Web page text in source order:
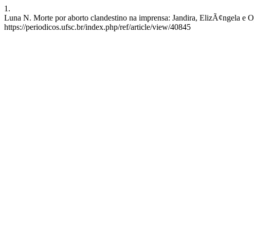
1.
Luna N. Morte por aborto clandestino na imprensa: Jandira, ElizÃ¢ngela e
https://periodicos.ufsc.br/index.php/ref/article/view/40845